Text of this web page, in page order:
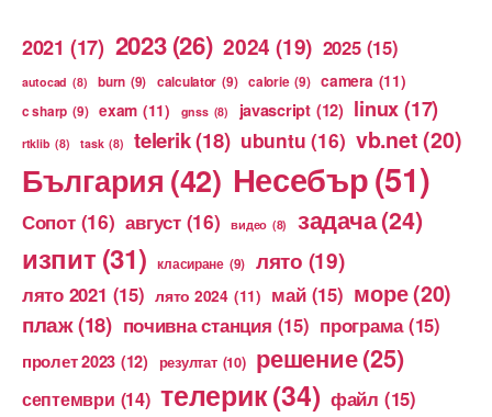
2021 (17) 2023 (26) 2024 (19) 2025 (15)
autocad (8) burn (9) calculator (9) calorie (9) camera (11)
c sharp (9) exam (11) gnss (8) javascript (12) linux(17)
rtklib (8) task (8) telerik(18) ubuntu (16) vb.net(20)
България (42) Несебър(51)
Сопот (16) август (16) видео (8) задача(24)
изпит (31) класиране (9) лято (19)
лято 2021 (15) лято 2024 (11) май (15) море(20)
плаж(18) почивна станция (15) програма (15)
пролет 2023 (12) резултат (10) решение(25)
септември (14) телерик(34) файл (15)